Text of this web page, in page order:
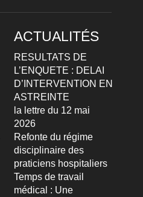
ACTUALITÉS
RESULTATS DE
L’ENQUETE : DELAI
D’INTERVENTION EN
ASTREINTE
la lettre du 12 mai
2026
Refonte du régime
disciplinaire des
praticiens hospitaliers
Temps de travail
médical : Une